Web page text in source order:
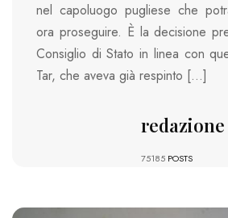
nel capoluogo pugliese che
ora proseguire. È la decisione
Consiglio di Stato in linea con
Tar, che aveva già respinto […]
redazione
75185 POSTS